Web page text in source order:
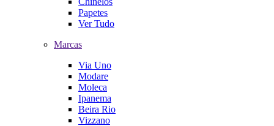
Papetes
Ver Tudo
Marcas
Via Uno
Modare
Moleca
Ipanema
Beira Rio
Vizzano